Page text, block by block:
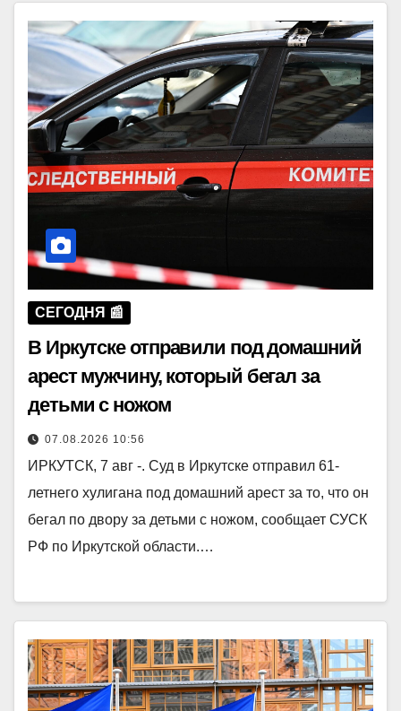
СЕГОДНЯ 📰
В Иркутске отправили под домашний
арест мужчину, который бегал за
детьми с ножом
07.08.2026 10:56
ИРКУТСК, 7 авг -. Суд в Иркутске отправил 61-
летнего хулигана под домашний арест за то, что он
бегал по двору за детьми с ножом, сообщает СУСК
РФ по Иркутской области.…